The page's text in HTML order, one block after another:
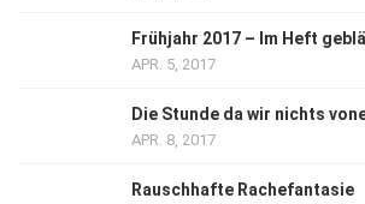
Frühjahr 2017 – Im Heft
APR. 5, 2017
Die Stunde da wir nichts
APR. 8, 2017
Rauschhafte Rachefantasie